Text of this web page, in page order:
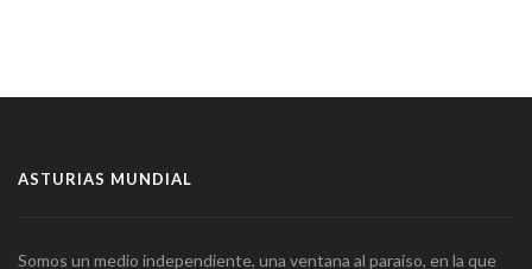
ASTURIAS MUNDIAL
Somos un medio independiente, una ventana al paraíso, en la que